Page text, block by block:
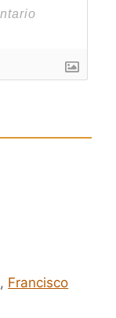
, Francisco